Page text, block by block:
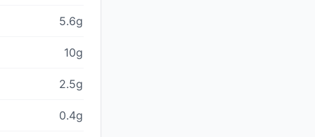
5.6g
10g
2.5g
0.4g